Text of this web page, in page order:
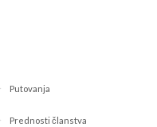
Putovanja
Prednosti članstva